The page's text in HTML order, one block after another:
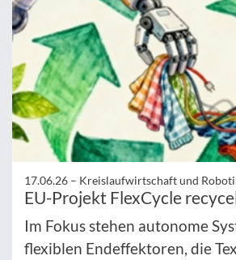
17.06.26 – Kreislaufwirtschaft und
EU-Projekt FlexCycle
Im Fokus stehen autonome
flexiblen Endeffektoren, die